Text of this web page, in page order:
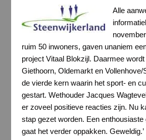
Alle
ruim 50 inwoners, gaven unaniem een
project Vitaal Blokzijl. Daarmee
Giethoorn, Oldemarkt en Vollenhove/
de vierde kern waarin het sport- en
gestart. Wethouder Jacques
er zoveel positieve reacties zijn. Nu
stap gezet worden. Een enthousiaste
gaat het verder oppakken. Geweldig.’